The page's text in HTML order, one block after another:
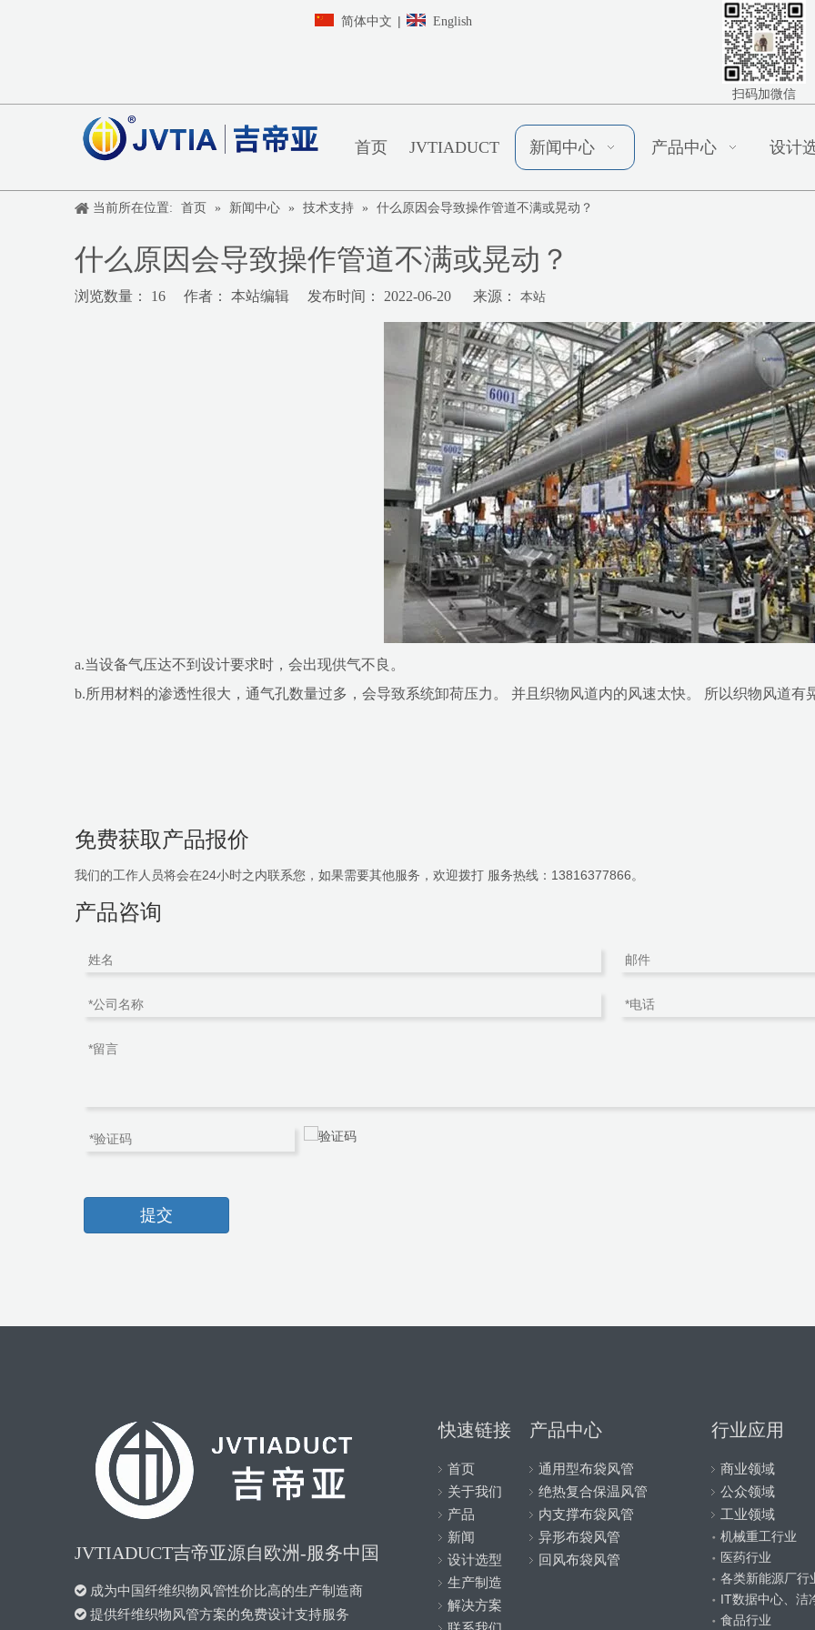
简体中文 | English
扫码加微信
首页 JVTIADUCT 新闻中心 产品中心 设计
当前所在位置: 首页 » 新闻中心 » 技术支持 » 什么原因会导致操作管道不满或晃动？
什么原因会导致操作管道不满或晃动？
浏览数量： 16 作者： 本站编辑 发布时间： 2022-06-20 来源： 本站
a.当设备气压达不到设计要求时，会出现供气不良。
b.所用材料的渗透性很大，通气孔数量过多，会导致系统卸荷压力。 并且织物风道内的风速太快。 所以织物风道有
免费获取产品报价
我们的工作人员将会在24小时之内联系您，如果需要其他服务，欢迎拨打 服务热线：13816377866。
产品咨询
提交
JVTIADUCT吉帝亚源自欧洲-服务中国
 成为中国纤维织物风管性价比高的生产制造商
 提供纤维织物风管方案的免费设计支持服务
快速链接
首页
关于我们
产品
新闻
设计选型
生产制造
解决方案
产品中心
通用型布袋风管
绝热复合保温风管
内支撑布袋风管
异形布袋风管
回风布袋风管
行业应用
商业领域
公众领域
工业领域
机械重工行业
医药行业
各类新能源厂行
IT数据中心、洁
食品行业